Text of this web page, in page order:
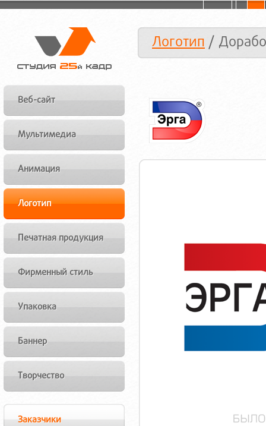
Логотип/
Веб-сайт
Мультимедиа
Анимация
Логотип
Печатная продукция
Фирменный стиль
Упаковка
Баннер
Творчество
Заказчики